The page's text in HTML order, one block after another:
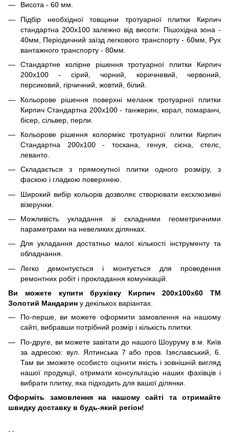
Висота - 60 мм.
Підбір необхідної товщини тротуарної плитки Кирпич
стандартна 200х100 залежно від висоти: Пішохідна зона -
40мм, Періодичний заїзд легкового транспорту - 60мм, Рух
вантажного транспорту - 80мм.
Стандартне колірне рішення тротуарної плитки Кирпич
200х100 - сірий, чорний, коричневий, червоний,
персиковий, гірчичний, жовтий, білий.
Кольорове рішення поверхні меланж тротуарної плитки
Кирпич Стандартна 200х100 - танжерин, корал, помаранч,
бісер, сільвер, перли.
Кольорове рішення колормікс тротуарної плитки Кирпич
Стандартна 200х100 - тоскана, генуя, сієна, стелс,
леванто.
Складається з прямокутної плитки одного розміру, з
фаскою і гладкою поверхнею.
Широкий вибір кольорів дозволяє створювати ексклюзивні
візерунки.
Можливість укладання зі складними геометричними
параметрами на невеликих ділянках.
Для укладання достатньо малої кількості інструменту та
обладнання.
Легко демонтується і монтується для проведення
ремонтних робіт і прокладання комунікацій.
Ви можете купити бруківку Кирпич 200х100х60 ТМ
Золотий Мандарин у декількох варіантах.
По-перше, ви можете оформити замовлення на нашому
сайті, вибравши потрібний розмір і кількість плитки.
По-друге, ви можете завітати до нашого Шоуруму в м. Київ
за адресою: вул. Ялтинська 7 або пров. Ізяславський, 6.
Там ви зможете особисто оцінити якість і зовнішній вигляд
нашої продукції, отримати консультацію наших фахівців і
вибрати плитку, яка підходить для вашої ділянки.
Оформіть замовлення на нашому сайті та отримайте
швидку доставку в будь-який регіон!